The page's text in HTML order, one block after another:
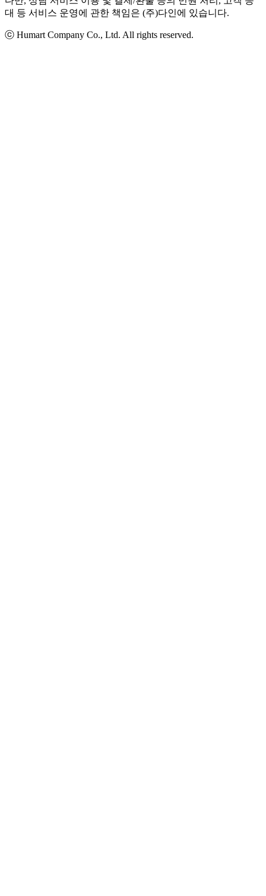
대 등 서비스 운영에 관한 책임은 (주)다인에 있습니다.
ⓒ Humart Company Co., Ltd. All rights reserved.